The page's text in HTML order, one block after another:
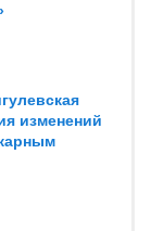
изменений